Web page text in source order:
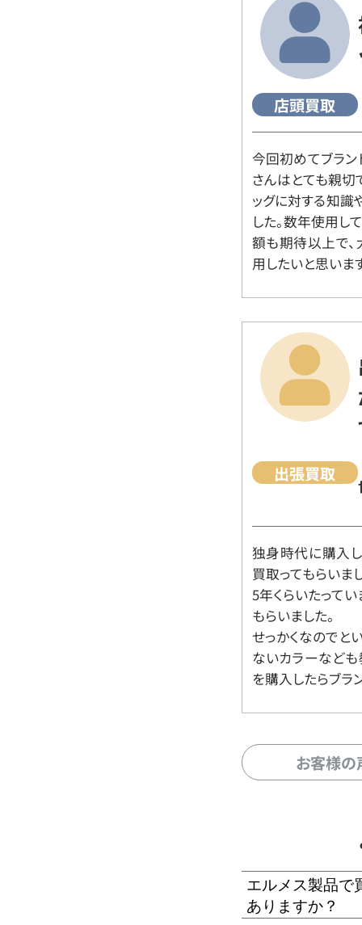
店頭買取
今回初めてブラン
さんはとても親切
ッグに対する知識
した。数年使用し
額も期待以上で、
用したいと思いま
出張買取
独身時代に購入
買取ってもらいま
5年くらいたって
もらいました。
せっかくなのでと
ないカラーなども
を購入したらブラ
お客様
エルメス製品で
ありますか？